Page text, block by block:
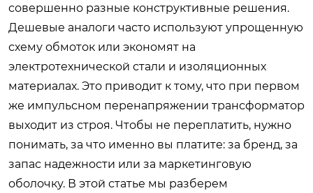
совершенно разные конструктивные решения.
Дешевые аналоги часто используют упрощенную
схему обмоток или экономят на
электротехнической стали и изоляционных
материалах. Это приводит к тому, что при первом
же импульсном перенапряжении трансформатор
выходит из строя. Чтобы не переплатить, нужно
понимать, за что именно вы платите: за бренд, за
запас надежности или за маркетинговую
оболочку. В этой статье мы разберем